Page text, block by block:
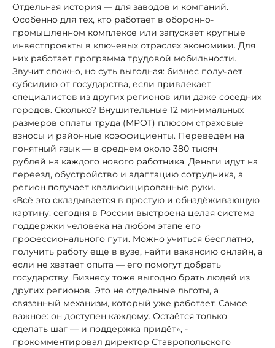
Отдельная история — для заводов и компаний.
Особенно для тех, кто работает в оборонно-
промышленном комплексе или запускает крупные
инвестпроекты в ключевых отраслях экономики. Для
них работает программа трудовой мобильности.
Звучит сложно, но суть выгодная: бизнес получает
субсидию от государства, если привлекает
специалистов из других регионов или даже соседних
городов. Сколько? Внушительные 12 минимальных
размеров оплаты труда (МРОТ) плюсом страховые
взносы и районные коэффициенты. Переведём на
понятный язык — в среднем около 380 тысяч
рублей на каждого нового работника. Деньги идут на
переезд, обустройство и адаптацию сотрудника, а
регион получает квалифицированные руки.
«Всё это складывается в простую и обнадёживающую
картину: сегодня в России выстроена целая система
поддержки человека на любом этапе его
профессионального пути. Можно учиться бесплатно,
получить работу ещё в вузе, найти вакансию онлайн, а
если не хватает опыта — его помогут добрать
государству. Бизнесу тоже выгодно брать людей из
других регионов. Это не отдельные льготы, а
связанный механизм, который уже работает. Самое
важное: он доступен каждому. Остаётся только
сделать шаг — и поддержка придёт», -
прокомментировал директор Ставропольского